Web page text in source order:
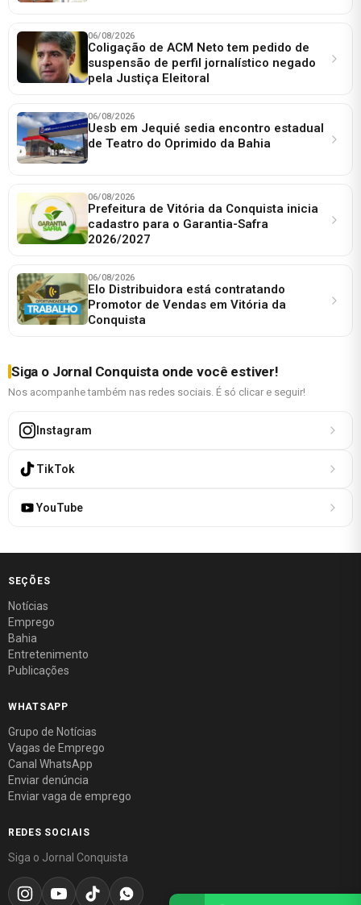
06/08/2026
Coligação de ACM Neto tem pedido de
suspensão de perfil jornalístico negado
pela Justiça Eleitoral
06/08/2026
Uesb em Jequié sedia encontro estadual
de Teatro do Oprimido da Bahia
06/08/2026
Prefeitura de Vitória da Conquista inicia
cadastro para o Garantia-Safra
2026/2027
06/08/2026
Elo Distribuidora está contratando
Promotor de Vendas em Vitória da
Conquista
Siga o Jornal Conquista onde você estiver!
Nos acompanhe também nas redes sociais. É só clicar e seguir!
Instagram
TikTok
YouTube
SEÇÕES
Notícias
Emprego
Bahia
Entretenimento
Publicações
WHATSAPP
Grupo de Notícias
Vagas de Emprego
Canal WhatsApp
Enviar denúncia
Enviar vaga de emprego
REDES SOCIAIS
Siga o Jornal Conquista